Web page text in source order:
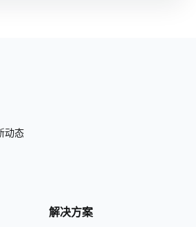
动态
解决方案